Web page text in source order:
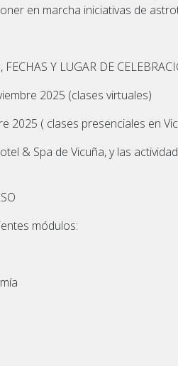
en marcha iniciativas de
Y LUGAR DE
2025 (clases virtuales)
2025 ( clases presenciales en
& Spa de Vicuña, y las
módulos: